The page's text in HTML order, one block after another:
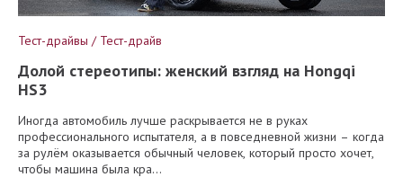
Тест-драйвы / Тест-драйв
Долой стереотипы: женский взгляд на Hongqi
HS3
Иногда автомобиль лучше раскрывается не в руках
профессионального испытателя, а в повседневной жизни – когда
за рулём оказывается обычный человек, который просто хочет,
чтобы машина была кра...